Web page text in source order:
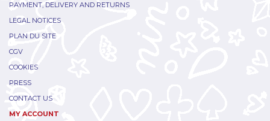
PAYMENT, DELIVERY AND RETURNS
LEGAL NOTICES
PLAN DU SITE
CGV
COOKIES
PRESS
CONTACT US
MY ACCOUNT